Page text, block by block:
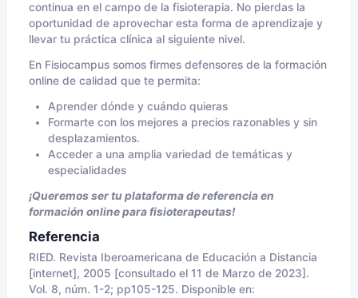
continua en el campo de la fisioterapia. No pierdas la
oportunidad de aprovechar esta forma de aprendizaje y
llevar tu práctica clínica al siguiente nivel.
En Fisiocampus somos firmes defensores de la formación
online de calidad que te permita:
Aprender dónde y cuándo quieras
Formarte con los mejores a precios razonables y sin
desplazamientos.
Acceder a una amplia variedad de temáticas y
especialidades
¡Queremos ser tu plataforma de referencia en
formación online para fisioterapeutas!
Referencia
RIED. Revista Iberoamericana de Educación a Distancia
[internet], 2005 [consultado el 11 de Marzo de 2023].
Vol. 8, núm. 1-2; pp105-125. Disponible en: